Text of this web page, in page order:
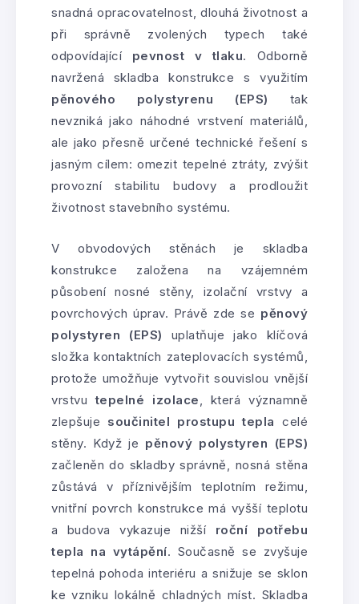
snadná opracovatelnost, dlouhá životnost a
při správně zvolených typech také
odpovídající pevnost v tlaku. Odborně
navržená skladba konstrukce s využitím
pěnového polystyrenu (EPS) tak
nevzniká jako náhodné vrstvení materiálů,
ale jako přesně určené technické řešení s
jasným cílem: omezit tepelné ztráty, zvýšit
provozní stabilitu budovy a prodloužit
životnost stavebního systému.
V obvodových stěnách je skladba
konstrukce založena na vzájemném
působení nosné stěny, izolační vrstvy a
povrchových úprav. Právě zde se pěnový
polystyren (EPS) uplatňuje jako klíčová
složka kontaktních zateplovacích systémů,
protože umožňuje vytvořit souvislou vnější
vrstvutepelné izolace, která významně
zlepšuje součinitel prostupu tepla celé
stěny. Když je pěnový polystyren (EPS)
začleněn do skladby správně, nosná stěna
zůstává v příznivějším teplotním režimu,
vnitřní povrch konstrukce má vyšší teplotu
a budova vykazuje nižší roční potřebu
tepla na vytápění. Současně se zvyšuje
tepelná pohoda interiéru a snižuje se sklon
ke vzniku lokálně chladných míst. Skladba